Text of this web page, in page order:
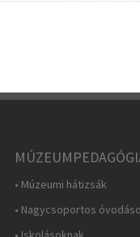
• Múzeumi hátizsák
• Nagycsoportos